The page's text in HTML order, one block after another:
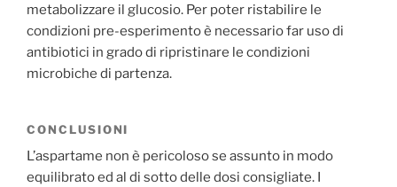
metabolizzare il glucosio. Per poter ristabilire le
condizioni pre-esperimento è necessario far uso di
antibiotici in grado di ripristinare le condizioni
microbiche di partenza.
CONCLUSIONI
L’aspartame non è pericoloso se assunto in modo
equilibrato ed al di sotto delle dosi consigliate. I